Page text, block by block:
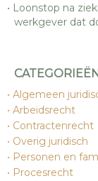
Loonstop na
werkgever dat
Algemeen
Arbeidsrecht
Contractenrecht
Overig juridisch
Personen en
Procesrecht